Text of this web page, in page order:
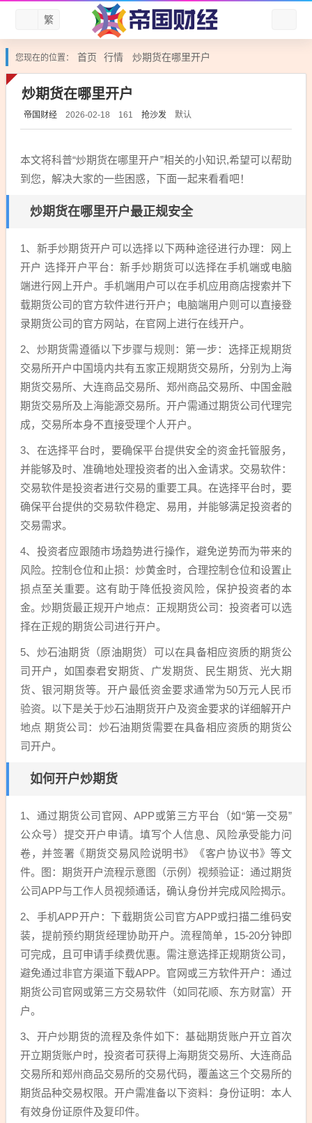
繁
您现在的位置： 首页 行情 炒期货在哪里开户
炒期货在哪里开户
帝国财经 2026-02-18 161 抢沙发 默认
本文将科普“炒期货在哪里开户”相关的小知识,希望可以帮助
到您，解决大家的一些困惑，下面一起来看看吧！
炒期货在哪里开户最正规安全
1、新手炒期货开户可以选择以下两种途径进行办理：网上
开户 选择开户平台：新手炒期货可以选择在手机端或电脑
端进行网上开户。手机端用户可以在手机应用商店搜索并下
载期货公司的官方软件进行开户；电脑端用户则可以直接登
录期货公司的官方网站，在官网上进行在线开户。
2、炒期货需遵循以下步骤与规则：第一步：选择正规期货
交易所开户中国境内共有五家正规期货交易所，分别为上海
期货交易所、大连商品交易所、郑州商品交易所、中国金融
期货交易所及上海能源交易所。开户需通过期货公司代理完
成，交易所本身不直接受理个人开户。
3、在选择平台时，要确保平台提供安全的资金托管服务，
并能够及时、准确地处理投资者的出入金请求。交易软件：
交易软件是投资者进行交易的重要工具。在选择平台时，要
确保平台提供的交易软件稳定、易用，并能够满足投资者的
交易需求。
4、投资者应跟随市场趋势进行操作，避免逆势而为带来的
风险。控制仓位和止损：炒黄金时，合理控制仓位和设置止
损点至关重要。这有助于降低投资风险，保护投资者的本
金。炒期货最正规开户地点：正规期货公司：投资者可以选
择在正规的期货公司进行开户。
5、炒石油期货（原油期货）可以在具备相应资质的期货公
司开户，如国泰君安期货、广发期货、民生期货、光大期
货、银河期货等。开户最低资金要求通常为50万元人民币
验资。以下是关于炒石油期货开户及资金要求的详细解开户
地点 期货公司：炒石油期货需要在具备相应资质的期货公
司开户。
如何开户炒期货
1、通过期货公司官网、APP或第三方平台（如“第一交易”
公众号）提交开户申请。填写个人信息、风险承受能力问
卷，并签署《期货交易风险说明书》《客户协议书》等文
件。图：期货开户流程示意图（示例）视频验证：通过期货
公司APP与工作人员视频通话，确认身份并完成风险揭示。
2、手机APP开户：下载期货公司官方APP或扫描二维码安
装，提前预约期货经理协助开户。流程简单，15-20分钟即
可完成，且可申请手续费优惠。需注意选择正规期货公司，
避免通过非官方渠道下载APP。官网或三方软件开户：通过
期货公司官网或第三方交易软件（如同花顺、东方财富）开
户。
3、开户炒期货的流程及条件如下：基础期货账户开立首次
开立期货账户时，投资者可获得上海期货交易所、大连商品
交易所和郑州商品交易所的交易代码，覆盖这三个交易所的
期货品种交易权限。开户需准备以下资料：身份证明：本人
有效身份证原件及复印件。